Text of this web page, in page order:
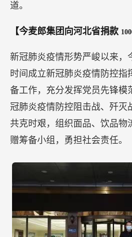
道。
【今麦郎集团向河北省捐款
新冠肺炎疫情形势严峻以来，
时间成立新冠肺炎疫情防控指
备工作，充分发挥党员先锋模
冠肺炎疫情防控阻击战、歼灭
共克时艰，组织面品、饮品物
赠筹备小组，勇担社会责任。